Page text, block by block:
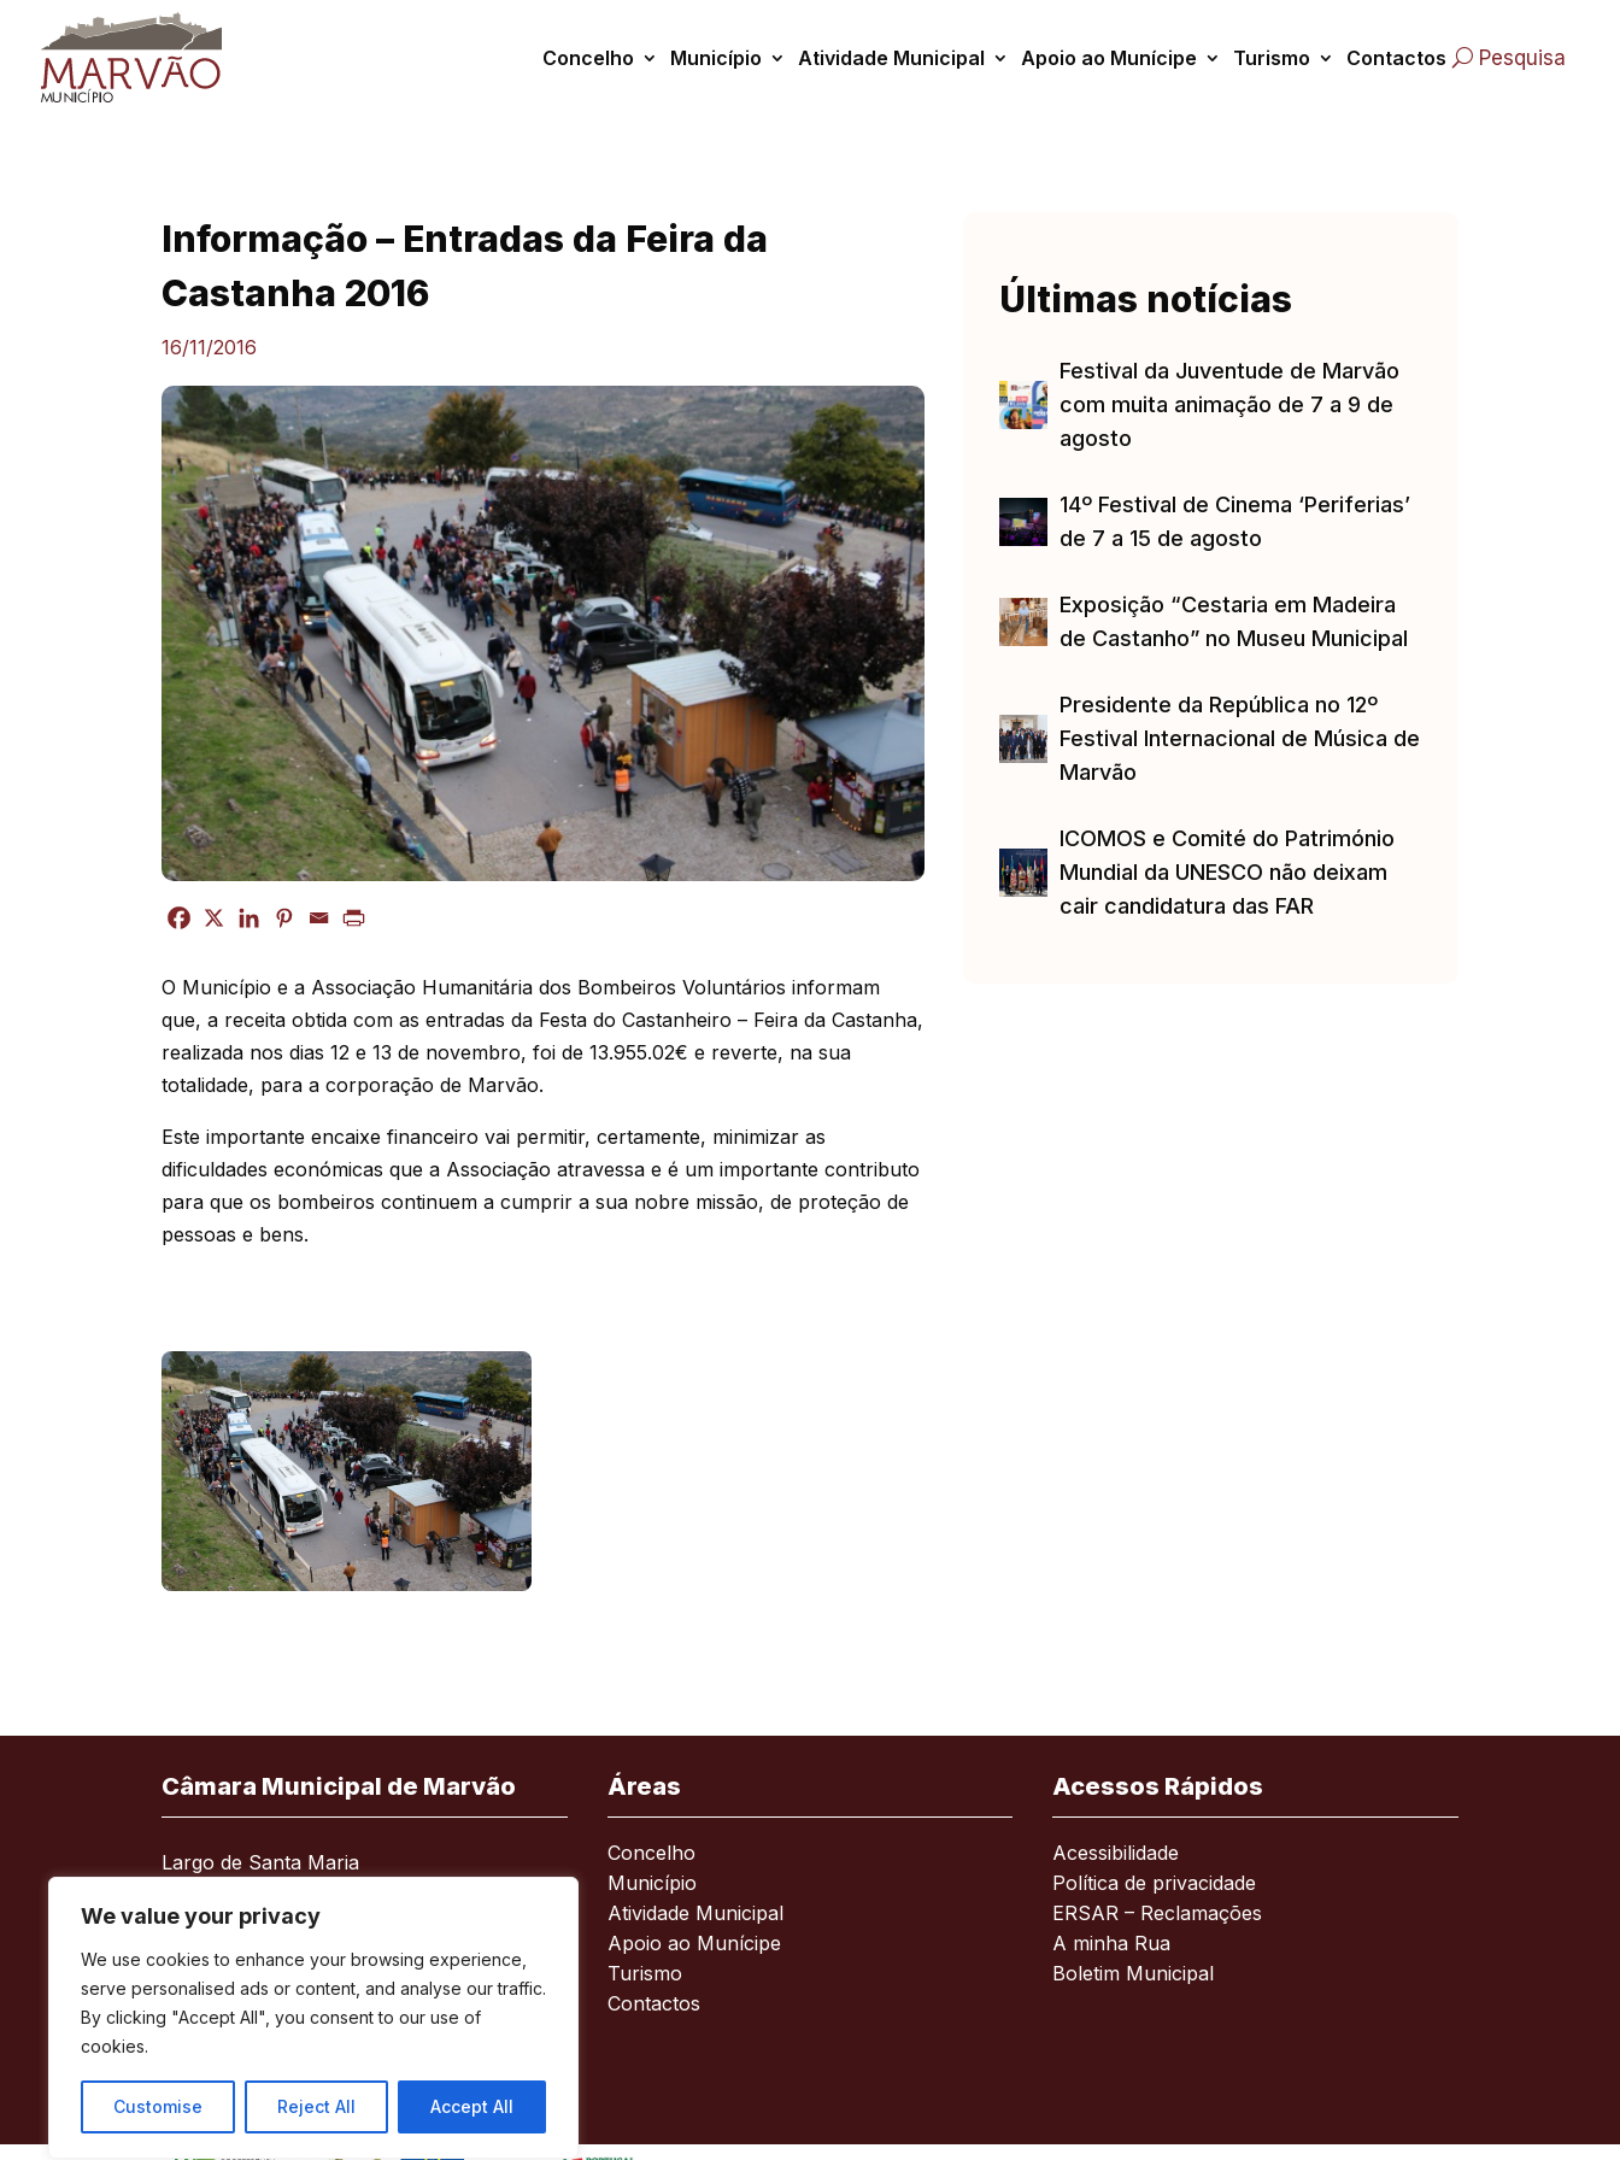
content
We value your privacy
We use cookies to enhance your browsing experience,
serve personalised ads or content, and analyse our traffic.
By clicking "Accept All", you consent to our use of
cookies.
Customise Reject All Accept All
Concelho Município Atividade Municipal Apoio ao Munícipe Turismo Contactos Pesquisa
Informação – Entradas da Feira da
Castanha 2016
16/11/2016
O Município e a Associação Humanitária dos Bombeiros Voluntários informam
que, a receita obtida com as entradas da Festa do Castanheiro – Feira da Castanha,
realizada nos dias 12 e 13 de novembro, foi de 13.955.02€ e reverte, na sua
totalidade, para a corporação de Marvão.
Este importante encaixe financeiro vai permitir, certamente, minimizar as
dificuldades económicas que a Associação atravessa e é um importante contributo
para que os bombeiros continuem a cumprir a sua nobre missão, de proteção de
pessoas e bens.
Últimas notícias
Festival da Juventude de Marvão
com muita animação de 7 a 9 de
agosto
14º Festival de Cinema ‘Periferias’
de 7 a 15 de agosto
Exposição “Cestaria em Madeira
de Castanho” no Museu Municipal
Presidente da República no 12º
Festival Internacional de Música de
Marvão
ICOMOS e Comité do Património
Mundial da UNESCO não deixam
cair candidatura das FAR
Câmara Municipal de Marvão
Largo de Santa Maria
Telefone:
245 909 130
Fax: 245 909 526
E-mail:
geral@cm-marvao.pt
Facebook YouTubeInstagram
Áreas
Concelho
Município
Atividade Municipal
Apoio ao Munícipe
Turismo
Contactos
Acessos Rápidos
Acessibilidade
Política de privacidade
ERSAR – Reclamações
A minha Rua
Boletim Municipal